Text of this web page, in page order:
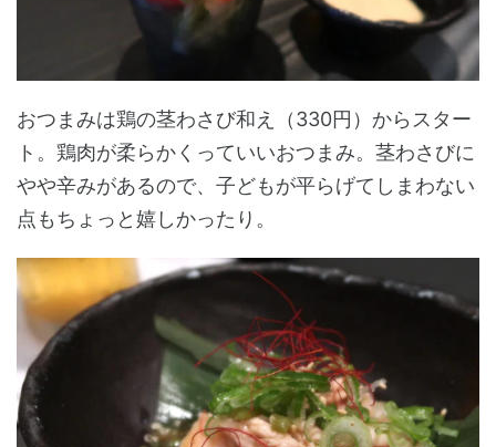
おつまみは鶏の茎わさび和え（330円）からスター
ト。鶏肉が柔らかくっていいおつまみ。茎わさびに
やや辛みがあるので、子どもが平らげてしまわない
点もちょっと嬉しかったり。